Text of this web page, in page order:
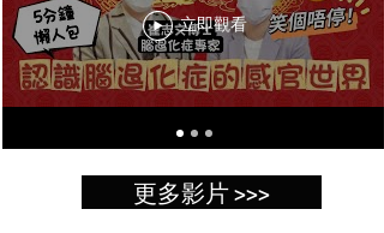
立即觀看
更多影片 >>>